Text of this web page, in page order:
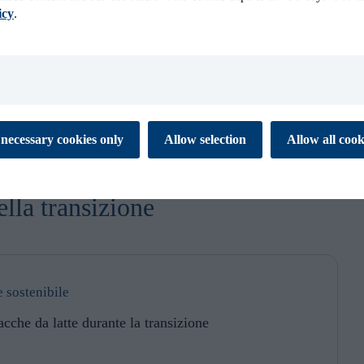
.
for you to browse the website and use its features. They don’t
and are not used for marketing or analytics. Necessary cookies
enable our website to respond to your personal preference. The
us to understand how visitors interact with the Website by
information at an aggregated level.
Allow all
Allow selection
cookies only
transizione
sostenibile
da latte durante la transizione